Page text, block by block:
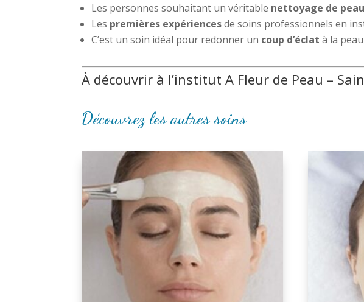
Les personnes souhaitant un véritable nettoyage de peau
Les premières expériencesde soins professionnels en
C’est un soin idéal pour redonner un coup d’éclat à la
À découvrir à l’institut A Fleur de Peau –
Découvrez les autres soins